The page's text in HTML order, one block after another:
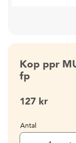
Kop ppr
fp
127 kr
Antal